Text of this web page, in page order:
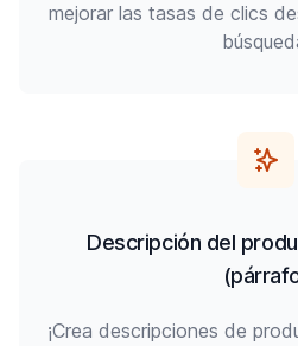
mejorar las tasas de clics
Descripción del
¡Crea descripciones de